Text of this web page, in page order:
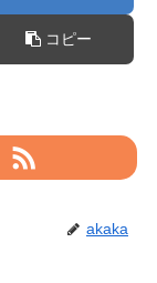
コピー
akaka